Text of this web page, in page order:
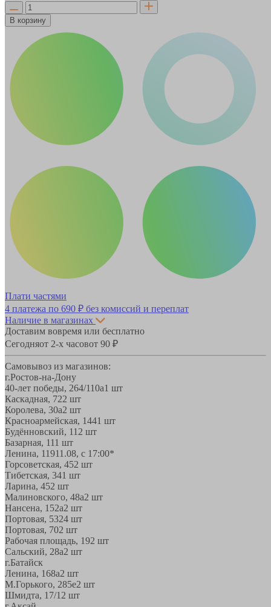
В корзину
Плати частями
4 платежа по 690 ₽ без комиссий и переплат
Наличие в магазинах
Доставим вовремя или бесплатно
Сегодняот 2-х часовот 90 ₽
Самовывоз из магазинов:
г.Ростов-на-Дону
40-лет победы, 264/110а1 шт
Каскадная, 722 шт
Королева, 30а2 шт
Красноармейская, 1441 шт
Будённовский, 11 2 шт
Базарная, 111 шт
Ленина, 11911.08, с 17:00*
Горсоветская, 452 шт
Тибетская, 341 шт
Ларина, 452 шт
Малиновского, 48а2 шт
Нансена, 152а2 шт
Портовая, 5324 шт
Портовая, 702 шт
Рабочая площадь, 192 шт
Сальский, 28a2 шт
г.Батайск
Ленина, 168а2 шт
М.Горького, 285е2 шт
Шмидта, 17/1 2 шт